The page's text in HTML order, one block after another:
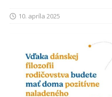
10. apríla 2025